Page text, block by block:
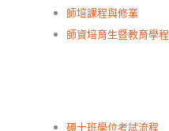
師培課程與修業
師資培育生暨教育學
碩士班學位考試流程